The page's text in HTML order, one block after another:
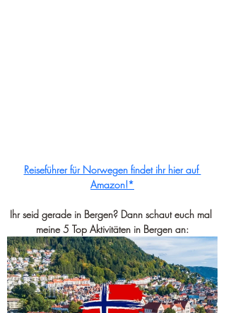
Reiseführer für Norwegen findet ihr hier auf
Amazon!*
Ihr seid gerade in Bergen? Dann schaut euch mal
meine 5 Top Aktivitäten in Bergen an: